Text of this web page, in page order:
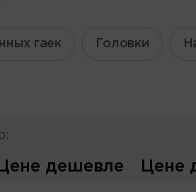
гаек Головки
Цене дешевле Цене